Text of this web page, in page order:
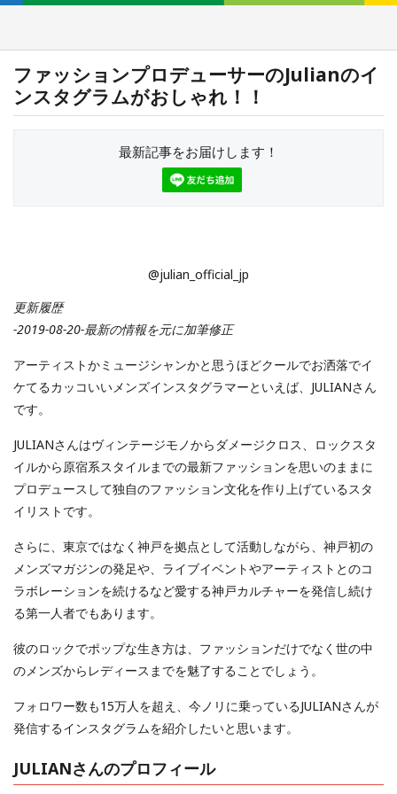
ファッションプロデューサーのJulianのイ
ンスタグラムがおしゃれ！！
最新記事をお届けします！
@julian_official_jp
更新履歴
-2019-08-20-最新の情報を元に加筆修正
アーティストかミュージシャンかと思うほどクールでお洒落でイ
ケてるカッコいいメンズインスタグラマーといえば、JULIANさん
です。
JULIANさんはヴィンテージモノからダメージクロス、ロックスタ
イルから原宿系スタイルまでの最新ファッションを思いのままに
プロデュースして独自のファッション文化を作り上げているスタ
イリストです。
さらに、東京ではなく神戸を拠点として活動しながら、神戸初の
メンズマガジンの発足や、ライブイベントやアーティストとのコ
ラボレーションを続けるなど愛する神戸カルチャーを発信し続け
る第一人者でもあります。
彼のロックでポップな生き方は、ファッションだけでなく世の中
のメンズからレディースまでを魅了することでしょう。
フォロワー数も15万人を超え、今ノリに乗っているJULIANさんが
発信するインスタグラムを紹介したいと思います。
JULIANさんのプロフィール